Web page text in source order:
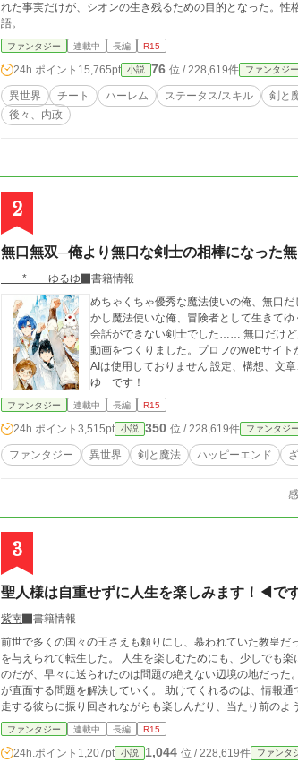
れた事実だけが、シオンの生き残るための目的となった。
語。
ファンタジー 連載中 長編 R15
24h.ポイント 15,765pt 小説 76 位 / 228,619件 ファンタジー
異世界 チート ハーレム ステータス/スキル 剣と
後々、内政
2
無口無双─俺より無口な剣士の相棒になった
* ゆるゆ
書籍情報
めちゃくちゃ優秀な魔法使いの俺、無口
かし魔法使いな俺、冒険者として生きて
会話ができない剣士でした…… 無口だけど腕は一流なふたりの無双がはじまる──！ と、いいな……！ ふたりの
動画をつくりました。プロフのwebサイ
AIは使用しておりません 設定、構想、
ゆ です！
ファンタジー 連載中 長編 R15
24h.ポイント 3,515pt 小説 350 位 / 228,619件 ファンタジー
ファンタジー 異世界 剣と魔法 ハッピーエンド
3
聖人様は自重せずに人生を楽しみます！◀︎で
紫南
書籍情報
前世で多くの国々の王さえも頼りにし、慕われていた教皇
を与えられて転生した。 人生を楽しむためにも、少しでも
のだが、早々に送られたのは問題の絶えない辺境の地だっ
が直面する問題を解決していく。 助けてくれるのは、情報
走する彼らに振り回されながらも楽しんだり、当たり前の
と言いながら、世界を見聞する。 裏方として人々を支える
く！ 『好きに生きろと言われたからには目一杯今生を楽し
やって、周りを驚かせながらも世界を席巻していきます！ サブタイトル追加しました！ 第６回次世代ファンタジーカップにおきまし
ファンタジー 連載中 長編 R15
24h.ポイント 1,207pt 小説 1,044 位 / 228,619件 ファンタ